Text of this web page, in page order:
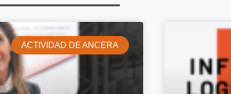
ACTIVIDAD DE ANCERA